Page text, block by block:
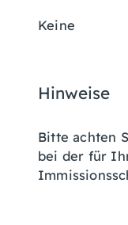
Keine
Hinweise
Bitte achten
bei der für